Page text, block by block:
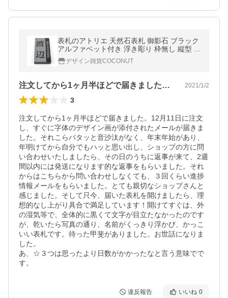
表札のアトリエ 天然石表札 御影石 ブラック
アルファベット付き 浮き彫り 枠無し 縦型 デ
ザイン３ 180x90 or 198x83 (厚さ20
デザイン雑貨COCONUT
注文してから1ヶ月半ほどで届きました。… 2021/1/2
3
注文してから1ヶ月半ほどで届きました。12月11日に注文
し、すぐに字体のデザイン画が添付されたメールが届きま
した。それこらパタッと音沙汰がなく、年末年始があり、
年明けてから自分でもハッと思い出し、ショップの方に問
い合わせいたしましたら、その日のうちに返事が来て、2週
間以内には発送になります的な返事をもらいました。それ
からはこちらから問い合わせしなくても、３回くらい進捗
情報メールをもらいました。とても親切なショップさんと
感じました。そして只今、届いた表札を開けましたら、理
想的なし上がり具合で満足しています！開けてすぐは、外
の湿気等で、全体的に黒くて文字が目立たなかったのです
が、乾いたら写真の通り、名前がくっきり浮かび、かっこ
いい表札です。待った甲斐がありました。お世話になりま
した。
あ、☆３つは思ったより日数がかかったなと言う意味でで
す。
違反報告 いいね 0